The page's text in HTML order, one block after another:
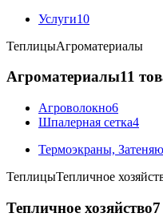
Услуги10
ТеплицыАгроматериалы
Агроматериалы11
Агроволокно6
Шпалерная сетка4
Термоэкраны,
ТеплицыТепличное
Тепличное хозяйство